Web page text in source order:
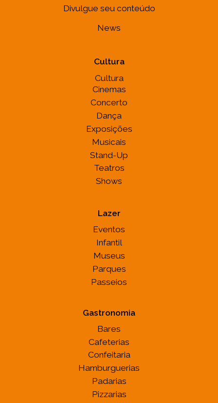
Divulgue seu conteúdo
News
Cultura
Cultura
Cinemas
Concerto
Dança
Exposições
Musicais
Stand-Up
Teatros
Shows
Lazer
Eventos
Infantil
Museus
Parques
Passeios
Gastronomia
Bares
Cafeterias
Confeitaria
Hamburguerias
Padarias
Pizzarias